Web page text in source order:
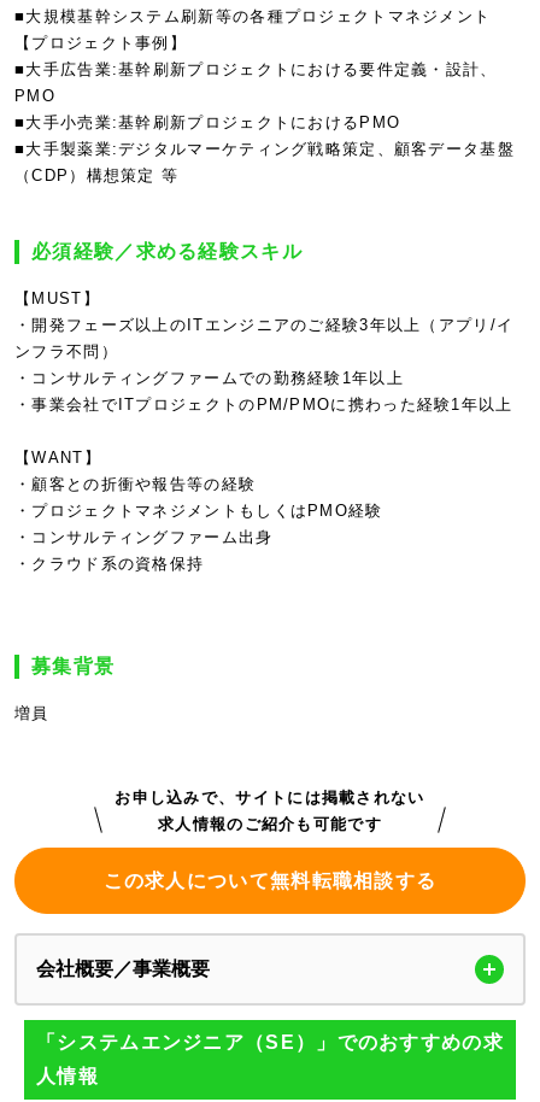
■大規模基幹システム刷新等の各種プロジェクトマネジメント
【プロジェクト事例】
■大手広告業:基幹刷新プロジェクトにおける要件定義・設計、
PMO
■大手小売業:基幹刷新プロジェクトにおけるPMO
■大手製薬業:デジタルマーケティング戦略策定、顧客データ基盤
（CDP）構想策定 等
必須経験／求める経験スキル
【MUST】
・開発フェーズ以上のITエンジニアのご経験3年以上（アプリ/イ
ンフラ不問）
・コンサルティングファームでの勤務経験1年以上
・事業会社でITプロジェクトのPM/PMOに携わった経験1年以上
【WANT】
・顧客との折衝や報告等の経験
・プロジェクトマネジメントもしくはPMO経験
・コンサルティングファーム出身
・クラウド系の資格保持
募集背景
増員
お申し込みで、サイトには掲載されない
求人情報のご紹介も可能です
この求人について無料転職相談する
会社概要／事業概要
「システムエンジニア（SE）」でのおすすめの求
人情報